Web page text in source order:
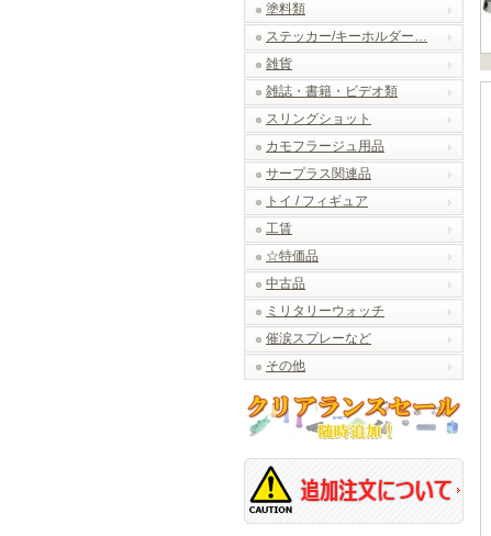
塗料類
ステッカー/キーホルダー…
雑貨
雑誌・書籍・ビデオ類
スリングショット
カモフラージュ用品
サープラス関連品
トイ / フィギュア
工賃
☆特価品
中古品
ミリタリーウォッチ
催涙スプレーなど
その他